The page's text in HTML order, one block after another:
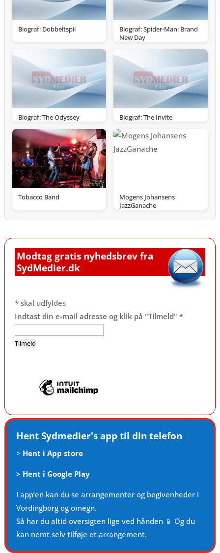
Biograf: Dobbeltspil
Biograf: Spider-Man: Brand
New Day
Biograf: The Odyssey Biograf: The Invite
Tobacco Band
Mogens Johansens
JazzGanache
Modtag gratis nyhedsbrev fra
SydMedier.dk
*skal udfyldes
Indtast din e-mail adresse og klik på "Tilmeld" *
Hent Sydmedier's app til din telefon
> Hent i App store
> Hent i Google Play
I app’en kan du se arrangementer og begivenheder i
Vordingborg og omegn.
Så har du altid oversigten lige ved hånden 📱 Og du
kan nemt selv tilføje et arrangement.